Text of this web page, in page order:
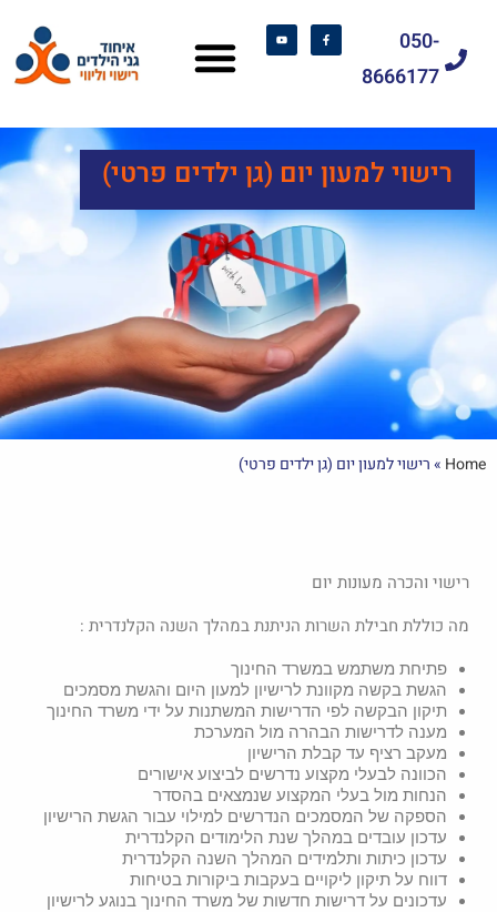
050-
8666177
רישוי למעון יום (גן ילדים פרטי)
Home
»רישוי למעון יום (גן ילדים פרטי)
רישוי והכרה מעונות יום
מה כוללת חבילת השרות הניתנת במהלך השנה הקלנדרית :
פתיחת משתמש במשרד החינוך
הגשת בקשה מקוונת לרישיון למעון היום והגשת מסמכים
תיקון הבקשה לפי הדרישות המשתנות על ידי משרד החינוך
מענה לדרישות הבהרה מול המערכת
מעקב רציף עד קבלת הרישיון
הכוונה לבעלי מקצוע נדרשים לביצוע אישורים
הנחות מול בעלי המקצוע שנמצאים בהסדר
הספקה של המסמכים הנדרשים למילוי עבור הגשת הרישיון
עדכון עובדים במהלך שנת הלימודים הקלנדרית
עדכון כיתות ותלמידים המהלך השנה הקלנדרית
דווח על תיקון ליקויים בעקבות ביקורות בטיחות
עדכונים על דרישות חדשות של משרד החינוך בנוגע לרישיון